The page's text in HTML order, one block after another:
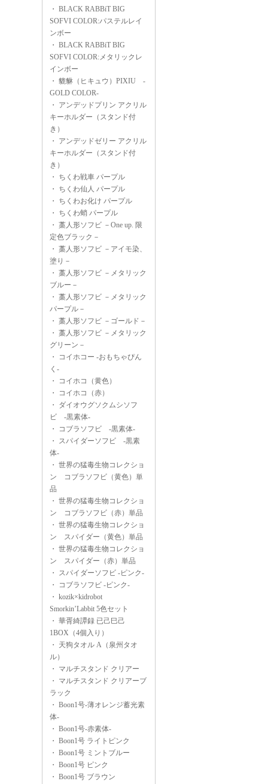
・ BLACK RABBiT BIG
SOFVI COLOR:パステルレイ
ンボー
・ BLACK RABBiT BIG
SOFVI COLOR:メタリックレ
インボー
・ 貔貅（ヒキュウ）PIXIU -
GOLD COLOR-
・ アンデッドプリン アクリル
キーホルダー（スタンド付
き）
・ アンデッドゼリー アクリル
キーホルダー（スタンド付
き）
・ ちくわ戦車 パープル
・ ちくわ仙人 パープル
・ ちくわお化け パープル
・ ちくわ蛸 パープル
・ 藁人形ソフビ －One up. 限
定色ブラック－
・ 藁人形ソフビ －アイモ染、
塗り－
・ 藁人形ソフビ －メタリック
ブルー－
・ 藁人形ソフビ －メタリック
パープル－
・ 藁人形ソフビ －ゴールド－
・ 藁人形ソフビ －メタリック
グリーン－
・
コイホコー -おもちゃぴん
く-
・
コイホコ（黄色）
・
コイホコ（赤）
・ ダイオウグソクムシソフ
ビ -黒素体-
・
コブラソフビ -黒素体-
・ スパイダーソフビ -黒素
体-
・ 世界の猛毒生物コレクショ
ン コブラソフビ（黄色）単
品
・ 世界の猛毒生物コレクショ
ン コブラソフビ（赤）単品
・ 世界の猛毒生物コレクショ
ン スパイダー（黄色）単品
・ 世界の猛毒生物コレクショ
ン スパイダー（赤）単品
・ スパイダーソフビ -ピンク-
・
コブラソフビ -ピンク-
・ kozik×kidrobot
Smorkin’Labbit 5色セット
・ 華胥綺譚録 已己巳己
1BOX（4個入り）
・ 天狗タオル A（泉州タオ
ル）
・ マルチスタンド クリアー
・ マルチスタンド クリアーブ
ラック
・ Boon1号-薄オレンジ蓄光素
体-
・ Boon1号-赤素体-
・ Boon1号 ライトピンク
・ Boon1号 ミントブルー
・ Boon1号 ピンク
・ Boon1号 ブラウン